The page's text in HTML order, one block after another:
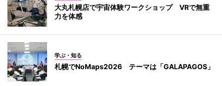
大丸札幌店で宇宙体験ワークショップ VRで無重
力を体感
学ぶ・知る
札幌でNoMaps2026 テーマは「GALAPAGOS」